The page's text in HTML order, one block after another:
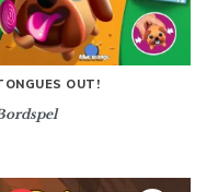
OUT!